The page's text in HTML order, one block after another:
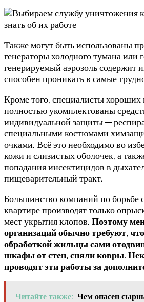
Также могут быть использованы
генераторы холодного тумана или
генерируемый аэрозоль содержит
способен проникать в самые
Кроме того, специалисты хороших
полностью укомплектованы
индивидуальной защиты —
специальными костюмами
очками. Всё это необходимо во
кожи и слизистых оболочек, а
попадания инсектицидов в
пищеварительный тракт.
Большинство компаний по борьбе
квартире производят только
мест укрытия клопов. Поэтому
организаций обычно требуют,
обработкой жильцы сами
шкафы от стен, сняли ковры.
проводят эти работы за
Читайте также: Чем опасен